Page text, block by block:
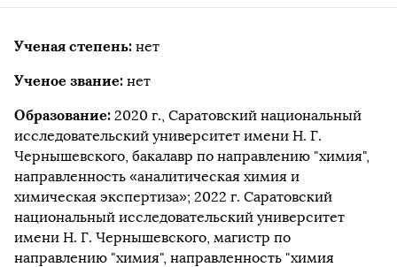
Ученая степень: нет
Ученое звание: нет
Образование: 2020 г., Саратовский национальный
исследовательский университет имени Н. Г.
Чернышевского, бакалавр по направлению "химия",
направленность «аналитическая химия и
химическая экспертиза»; 2022 г. Саратовский
национальный исследовательский университет
имени Н. Г. Чернышевского, магистр по
направлению "химия", направленность "химия